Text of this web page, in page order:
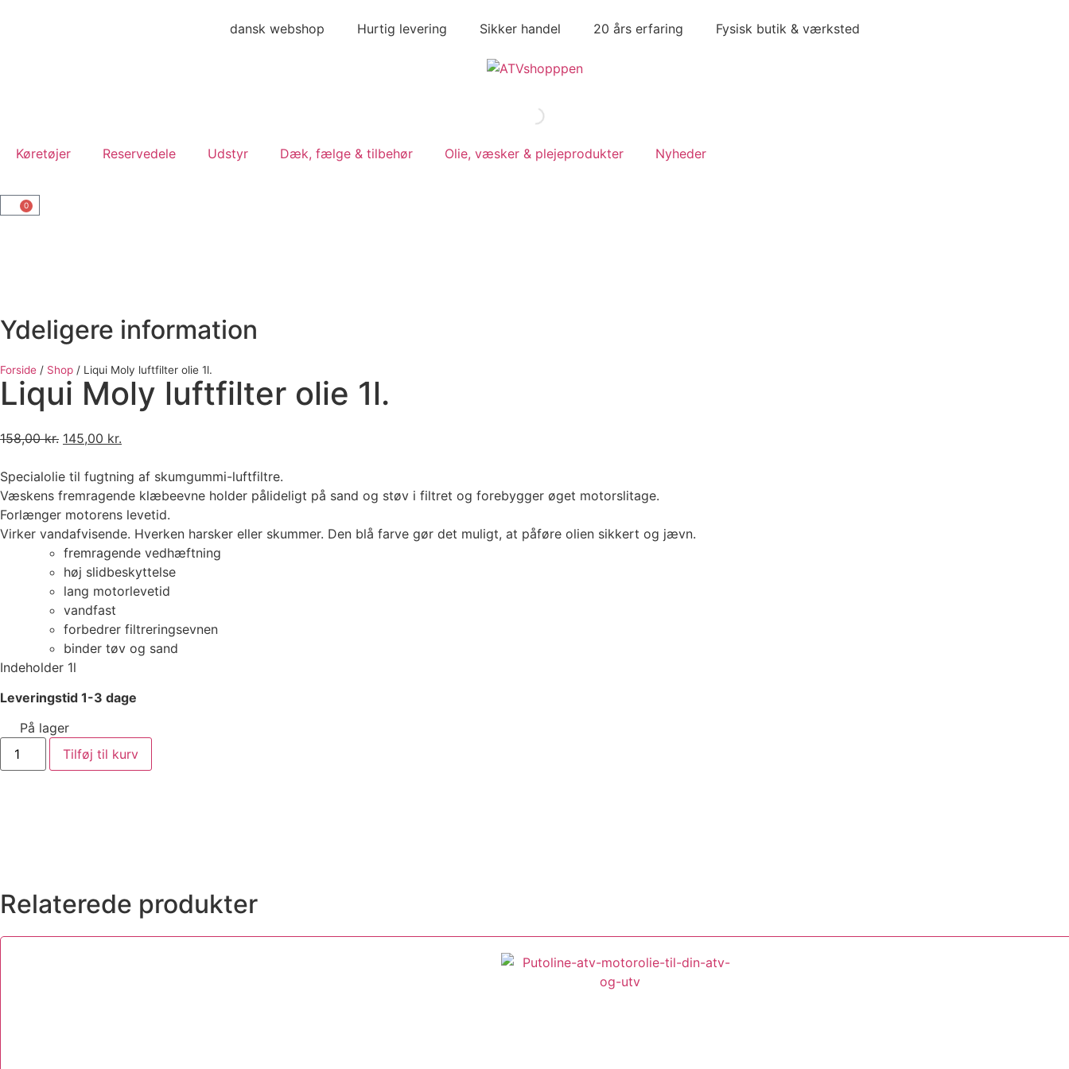
dansk webshop Hurtig levering Sikker handel 20 års erfaring Fysisk butik & værksted
Køretøjer Reservedele Udstyr Dæk, fælge & tilbehør Olie, væsker & plejeprodukter Nyheder
0
Ydeligere information
Forside / Shop / Liqui Moly luftfilter olie 1l.
Liqui Moly luftfilter olie 1l.
158,00kr. 145,00 kr.
Specialolie til fugtning af skumgummi-luftfiltre.
Væskens fremragende klæbeevne holder pålideligt på sand og støv i filtret og forebygger øget motorslitage.
Forlænger motorens levetid.
Virker vandafvisende. Hverken harsker eller skummer. Den blå farve gør det muligt, at påføre olien sikkert og jævn.
fremragende vedhæftning
høj slidbeskyttelse
lang motorlevetid
vandfast
forbedrer filtreringsevnen
binder tøv og sand
Indeholder 1l
Leveringstid 1-3 dage
På lager
Tilføj til kurv
Relaterede produkter